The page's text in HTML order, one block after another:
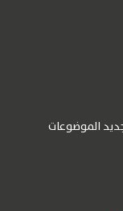
الموضوعات